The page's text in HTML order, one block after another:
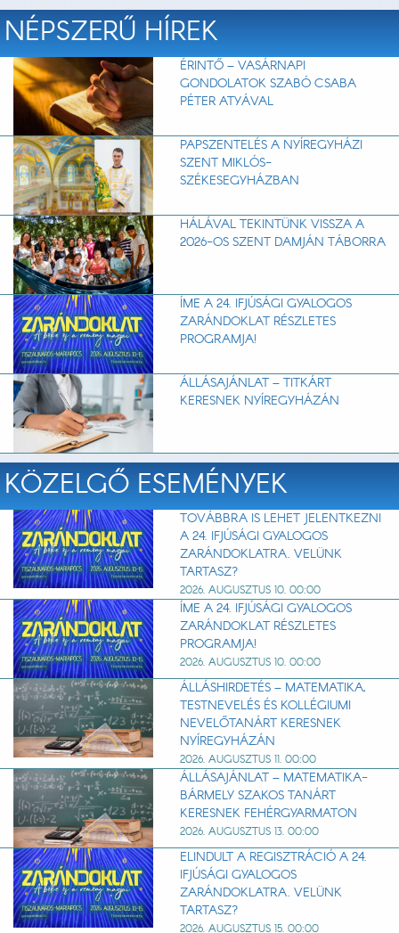
NÉPSZERŰ HÍREK
ÉRINTŐ – VASÁRNAPI
GONDOLATOK SZABÓ CSABA
PÉTER ATYÁVAL
PAPSZENTELÉS A NYÍREGYHÁZI
SZENT MIKLÓS-
SZÉKESEGYHÁZBAN
HÁLÁVAL TEKINTÜNK VISSZA A
2026-OS SZENT DAMJÁN TÁBORRA
ÍME A 24. IFJÚSÁGI GYALOGOS
ZARÁNDOKLAT RÉSZLETES
PROGRAMJA!
ÁLLÁSAJÁNLAT – TITKÁRT
KERESNEK NYÍREGYHÁZÁN
KÖZELGŐ ESEMÉNYEK
TOVÁBBRA IS LEHET JELENTKEZNI
A 24. IFJÚSÁGI GYALOGOS
ZARÁNDOKLATRA. VELÜNK
TARTASZ?
2026. AUGUSZTUS 10. 00:00
ÍME A 24. IFJÚSÁGI GYALOGOS
ZARÁNDOKLAT RÉSZLETES
PROGRAMJA!
2026. AUGUSZTUS 10. 00:00
ÁLLÁSHIRDETÉS – MATEMATIKA,
TESTNEVELÉS ÉS KOLLÉGIUMI
NEVELŐTANÁRT KERESNEK
NYÍREGYHÁZÁN
2026. AUGUSZTUS 11. 00:00
ÁLLÁSAJÁNLAT – MATEMATIKA-
BÁRMELY SZAKOS TANÁRT
KERESNEK FEHÉRGYARMATON
2026. AUGUSZTUS 13. 00:00
ELINDULT A REGISZTRÁCIÓ A 24.
IFJÚSÁGI GYALOGOS
ZARÁNDOKLATRA. VELÜNK
TARTASZ?
2026. AUGUSZTUS 15. 00:00